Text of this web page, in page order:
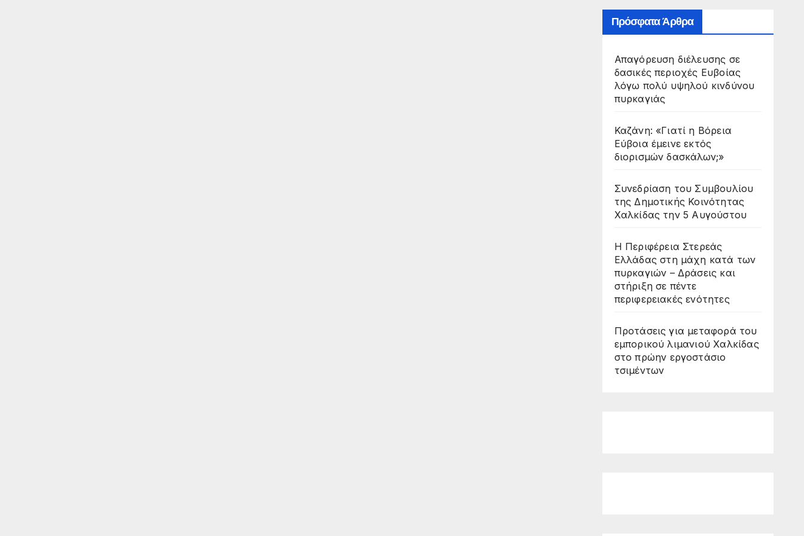
Πρόσφατα Άρθρα
Απαγόρευση διέλευσης σε
δασικές περιοχές Ευβοίας
λόγω πολύ υψηλού κινδύνου
πυρκαγιάς
Καζάνη: «Γιατί η Βόρεια
Εύβοια έμεινε εκτός
διορισμών δασκάλων;»
Συνεδρίαση του Συμβουλίου
της Δημοτικής Κοινότητας
Χαλκίδας την 5 Αυγούστου
Η Περιφέρεια Στερεάς
Ελλάδας στη μάχη κατά των
πυρκαγιών – Δράσεις και
στήριξη σε πέντε
περιφερειακές ενότητες
Προτάσεις για μεταφορά του
εμπορικού λιμανιού Χαλκίδας
στο πρώην εργοστάσιο
τσιμέντων